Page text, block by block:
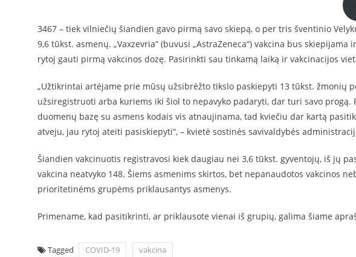
3467 – tiek vilniečių šiandien gavo pirmą savo skiepą, o per tris šventinio
9,6 tūkst. asmenų. „Vaxzevria“ (buvusi „AstraZeneca“) vakcina bus
rytoj gauti pirmą vakcinos dozę. Pasirinkti sau tinkamą laiką ir vakcinacijos
„Užtikrintai artėjame prie mūsų užsibrėžto tikslo paskiepyti 13 tūkst. žmonių
užsiregistruoti arba kuriems iki šiol to nepavyko padaryti, dar turi savo progą.
duomenų bazę su asmens kodais vis atnaujinama, tad kviečiu dar kartą
atveju, jau rytoj ateiti pasiskiepyti“, – kvietė sostinės savivaldybės
Šiandien vakcinuotis registravosi kiek daugiau nei 3,6 tūkst. gyventojų, iš jų
vakcina neatvyko 148. Šiems asmenims skirtos, bet nepanaudotos vakcinos
prioritetinėms grupėms priklausantys asmenys.
Primename, kad pasitikrinti, ar priklausote vienai iš grupių, galima šiame
Tagged COVID-19 vakcina